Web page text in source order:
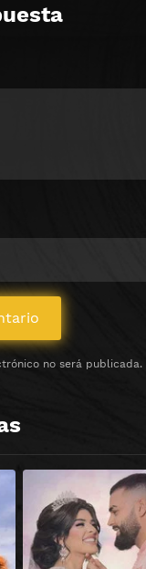
no será publicada.